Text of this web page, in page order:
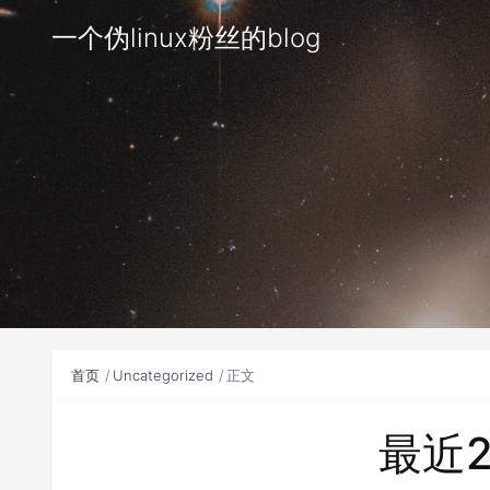
一个伪linux粉丝的blog
首页 Uncategorized 正文
最近